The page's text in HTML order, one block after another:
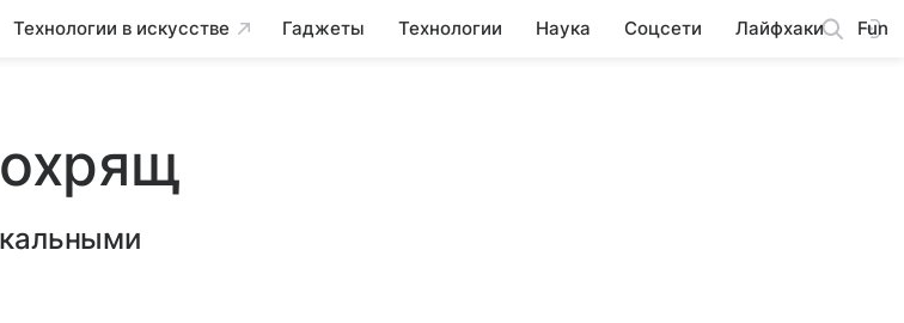
Технологии в искусстве Гаджеты Технологии Наука Соцсети Лайфхаки Fun